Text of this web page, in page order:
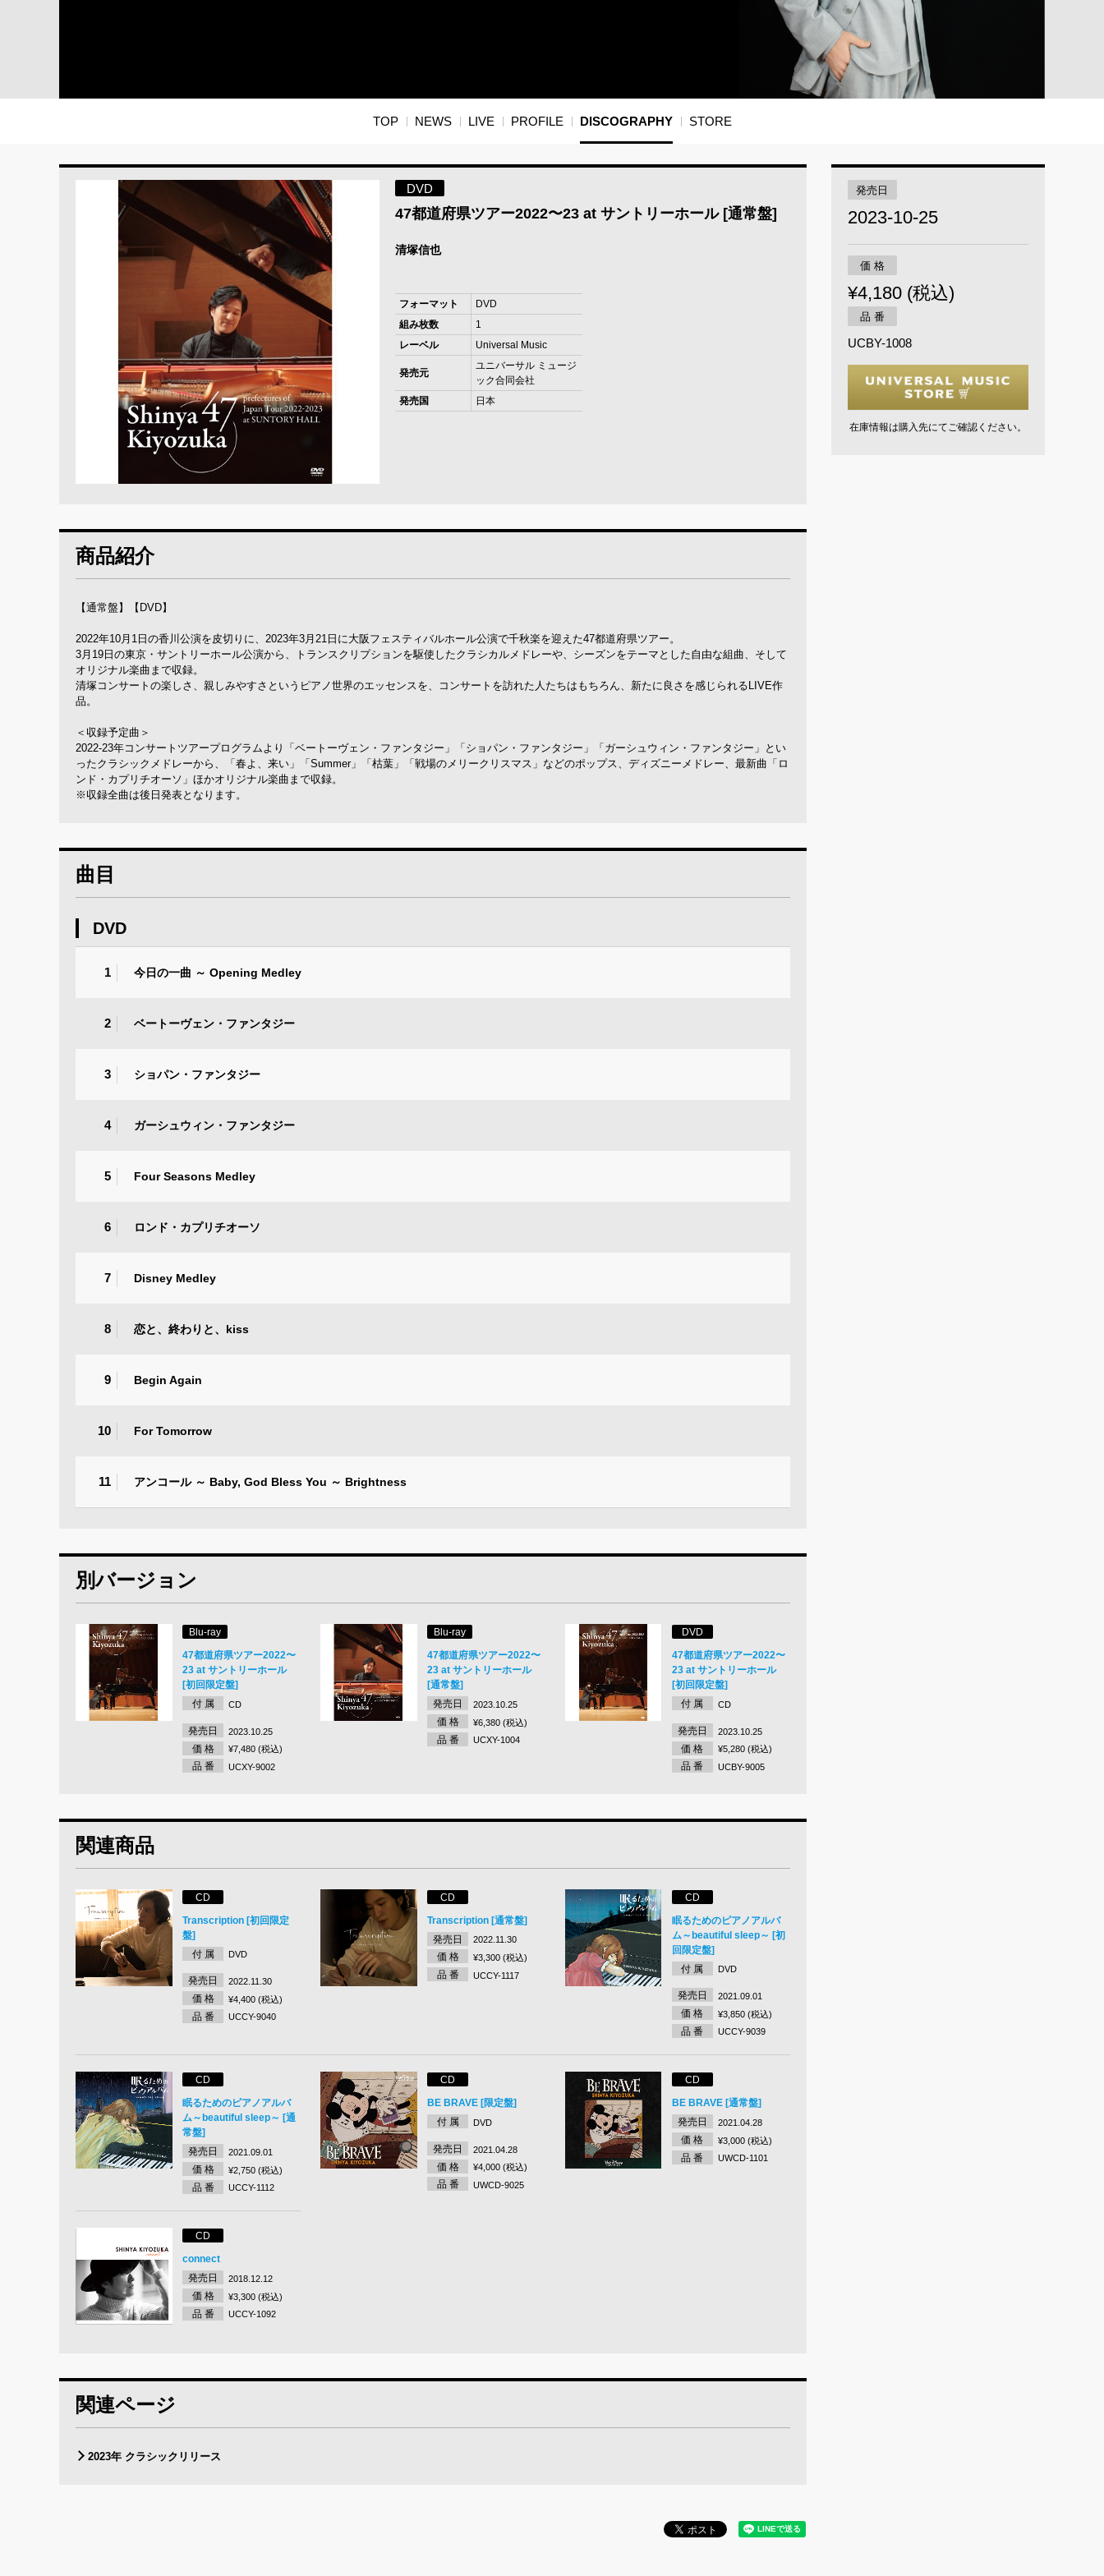
TOP NEWS LIVE PROFILE DISCOGRAPHY STORE
DVD
47都道府県ツアー2022〜23 at サントリーホール [通常盤]
清塚信也
フォーマット
DVD
組み枚数
1
レーベル
Universal Music
発売元
ユニバーサル ミュージ
ック合同会社
発売国
日本
商品紹介
【通常盤】【DVD】
2022年10月1日の香川公演を皮切りに、2023年3月21日に大阪フェスティバルホール公演で千秋楽を迎えた47都道府県ツアー。
3月19日の東京・サントリーホール公演から、トランスクリプションを駆使したクラシカルメドレーや、シーズンをテーマとした自由な組曲、そして
オリジナル楽曲まで収録。
清塚コンサートの楽しさ、親しみやすさというピアノ世界のエッセンスを、コンサートを訪れた人たちはもちろん、新たに良さを感じられるLIVE作
品。
＜収録予定曲＞
2022-23年コンサートツアープログラムより「ベートーヴェン・ファンタジー」「ショパン・ファンタジー」「ガーシュウィン・ファンタジー」とい
ったクラシックメドレーから、「春よ、来い」「Summer」「枯葉」「戦場のメリークリスマス」などのポップス、ディズニーメドレー、最新曲「ロ
ンド・カプリチオーソ」ほかオリジナル楽曲まで収録。
※収録全曲は後日発表となります。
曲目
DVD
1 今日の一曲 ～ Opening Medley
2 ベートーヴェン・ファンタジー
3 ショパン・ファンタジー
4 ガーシュウィン・ファンタジー
5 Four Seasons Medley
6 ロンド・カプリチオーソ
7 Disney Medley
8 恋と、終わりと、kiss
9 Begin Again
10 For Tomorrow
11 アンコール ～ Baby, God Bless You ～ Brightness
別バージョン
Blu-ray
47都道府県ツアー2022〜
23 at サントリーホール
[初回限定盤]
付 属
CD
発売日 2023.10.25
価 格 ¥7,480 (税込)
品 番 UCXY-9002
Blu-ray
47都道府県ツアー2022〜
23 at サントリーホール
[通常盤]
発売日
2023.10.25
価 格 ¥6,380 (税込)
品 番 UCXY-1004
DVD
47都道府県ツアー2022〜
23 at サントリーホール
[初回限定盤]
付 属
CD
発売日 2023.10.25
価 格 ¥5,280 (税込)
品 番 UCBY-9005
関連商品
CD
Transcription [初回限定
盤]
付 属
DVD
発売日 2022.11.30
価 格 ¥4,400 (税込)
品 番 UCCY-9040
CD
Transcription [通常盤]
発売日
2022.11.30
価 格 ¥3,300 (税込)
品 番 UCCY-1117
CD
眠るためのピアノアルバ
ム～beautiful sleep～ [初
回限定盤]
付 属
DVD
発売日 2021.09.01
価 格 ¥3,850 (税込)
品 番 UCCY-9039
CD
眠るためのピアノアルバ
ム～beautiful sleep～ [通
常盤]
発売日
2021.09.01
価 格 ¥2,750 (税込)
品 番 UCCY-1112
CD
BE BRAVE [限定盤]
付 属
DVD
発売日 2021.04.28
価 格 ¥4,000 (税込)
品 番 UWCD-9025
CD
BE BRAVE [通常盤]
発売日
2021.04.28
価 格 ¥3,000 (税込)
品 番 UWCD-1101
CD
connect
発売日
2018.12.12
価 格 ¥3,300 (税込)
品 番 UCCY-1092
関連ページ
2023年 クラシックリリース
発売日
2023-10-25
価 格
¥4,180 (税込)
品 番
UCBY-1008
在庫情報は購入先にてご確認ください。